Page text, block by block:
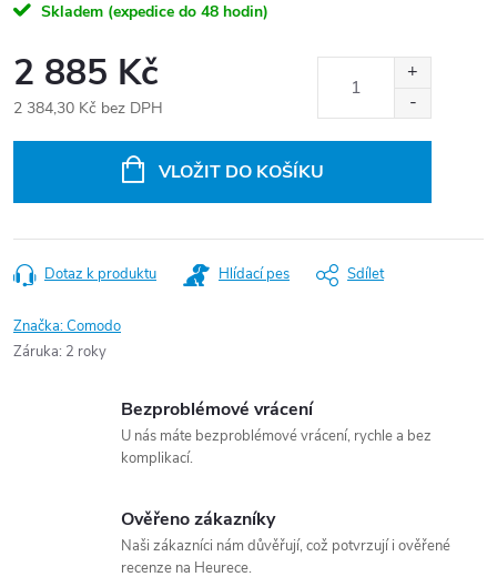
Skladem (expedice do 48 hodin)
2 885 Kč
2 384,30 Kč bez DPH
VLOŽIT DO KOŠÍKU
Dotaz k produktu Hlídací pes Sdílet
Značka:Comodo
Záruka: 2 roky
Bezproblémové vrácení
U nás máte bezproblémové vrácení, rychle a bez
komplikací.
Ověřeno zákazníky
Naši zákazníci nám důvěřují, což potvrzují i ověřené
recenze na Heurece.